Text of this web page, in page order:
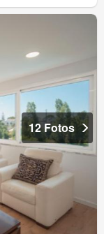
12 Fotos